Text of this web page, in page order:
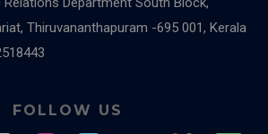
Thiruvananthapuram -695 001, Kerala
FOLLOW US